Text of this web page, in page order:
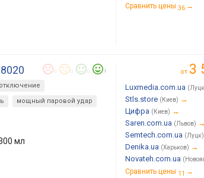
Сравнить цены 36 →
1
мощный паровой удар
мл
от 3
Luxmedia.com.ua
Stls.store (Киев) →
Цифра (Киев) →
Saren.com.ua (Львов) →
Semtech.com.ua (Луцк)
Denika.ua (Харьков) →
Novateh.com.ua
Сравнить цены 11 →